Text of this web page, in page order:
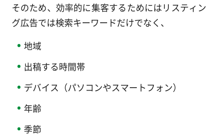
そのため、効率的に集客するためにはリスティン
グ広告では検索キーワードだけでなく、
地域
出稿する時間帯
デバイス（パソコンやスマートフォン）
年齢
季節